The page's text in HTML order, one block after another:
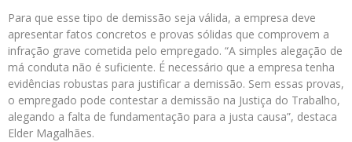
Para que esse tipo de demissão seja válida, a empresa deve
apresentar fatos concretos e provas sólidas que comprovem a
infração grave cometida pelo empregado. “A simples alegação de
má conduta não é suficiente. É necessário que a empresa tenha
evidências robustas para justificar a demissão. Sem essas provas,
o empregado pode contestar a demissão na Justiça do Trabalho,
alegando a falta de fundamentação para a justa causa”, destaca
Elder Magalhães.